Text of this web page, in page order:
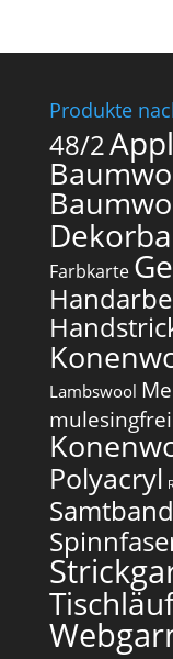
Produkte
48/2
Farbkarte
Lambswool
mulesingfrei​
Polyacryl
Samtband